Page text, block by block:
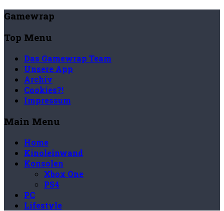
Gamewrap
Top Menu
Das Gamewrap Team
Unsere App
Archiv
Cookies?!
Impressum
Main Menu
Home
Kinoleinwand
Konsolen
Xbox One
PS4
PC
Lifestyle